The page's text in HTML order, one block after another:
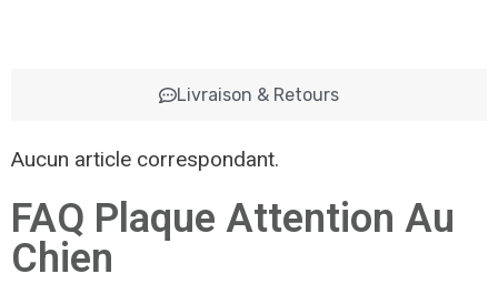
Livraison & Retours
Aucun article correspondant.
FAQ Plaque Attention Au
Chien